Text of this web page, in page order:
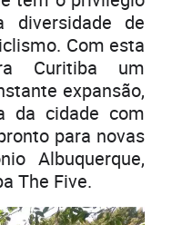
diversidade de
Com esta
Curitiba um
expansão,
da cidade com
para novas
Albuquerque,
The Five.